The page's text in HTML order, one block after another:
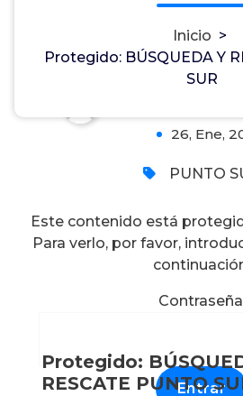
Inicio >
Protegido: BÚSQUEDA Y
SUR
26, Ene,
PUNTO
Protegido:
RESCATE PUNTO
Este contenido está
Para verlo, por favor,